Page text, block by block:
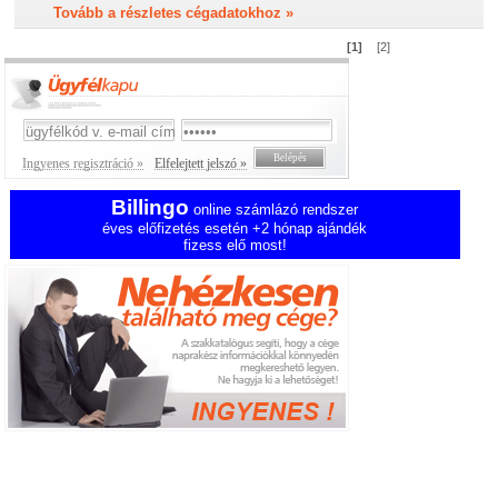
Tovább a részletes cégadatokhoz »
[1] [2]
Ingyenes regisztráció » Elfelejtett jelszó »
Billingo online számlázó rendszer
éves előfizetés esetén +2 hónap ajándék
fizess elő most!